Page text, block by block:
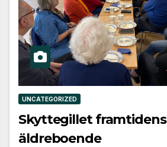
UNCATEGORIZED
Skyttegillet framtidens
äldreboende